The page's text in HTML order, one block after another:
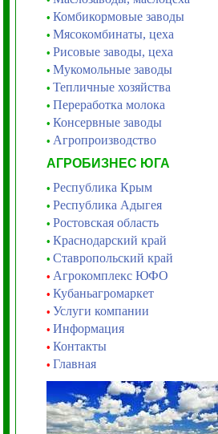
• Комбикормовые заводы
• Мясокомбинаты, цеха
• Рисовые заводы, цеха
• Мукомольные заводы
• Тепличные хозяйства
• Переработка молока
• Консервные заводы
• Агропроизводство
АГРОБИЗНЕС ЮГА
• Республика Крым
• Республика Адыгея
• Ростовская область
• Краснодарский край
• Ставропольский край
• Агрокомплекс ЮФО
• Кубаньагромаркет
• Услуги компании
• Информация
• Контакты
• Главная